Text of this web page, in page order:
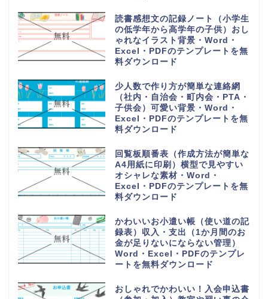
読書感想文の記録ノート（小学生
の低学年から高学年の子供）おし
ゃれなイラスト背景・Word・
Excel・PDFのテンプレートを無
料ダウンロード
少人数で作り方が簡単な連絡網
（社内・自治会・町内会・PTA・
子供会）可愛い背景・Word・
Excel・PDFのテンプレートを無
料ダウンロード
回覧板順番表（作成方法が簡単な
A4用紙に印刷）横型で見やすい
オシャレな素材・Word・
Excel・PDFのテンプレートを無
料ダウンロード
かわいいお小遣い帳（使い道の記
録表）収入・支出（1か月間のお
金が足りないにならない管理）
Word・Excel・PDFのテンプレ
ートを無料ダウンロード
おしゃれでかわいい！入会申込書